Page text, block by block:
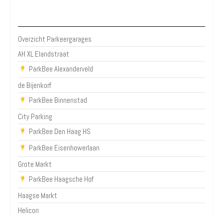
Overzicht Parkeergarages
AH XL Elandstraat
ParkBee Alexanderveld
de Bijenkorf
ParkBee Binnenstad
City Parking
ParkBee Den Haag HS
ParkBee Eisenhowerlaan
Grote Markt
ParkBee Haagsche Hof
Haagse Markt
Helicon